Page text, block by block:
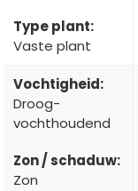
Type plant:
Vaste plant
Vochtigheid:
Droog-
vochthoudend
Zon / schaduw:
Zon